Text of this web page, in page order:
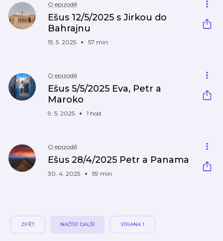
O epizodě
Ešus 12/5/2025 s Jirkou do
Bahrajnu
15. 5. 2025 57 min
O epizodě
Ešus 5/5/2025 Eva, Petr a
Maroko
9. 5. 2025 1 hod
O epizodě
Ešus 28/4/2025 Petr a Panama
30. 4. 2025 59 min
ZPĚT NAČÍST DALŠÍ STRANA 1